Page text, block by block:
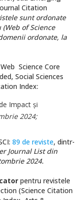
Citation
sunt ordonate
of Science
ordonate, la
Science Core
Social Sciences
Index:
Impact şi
2024;
89 de reviste, dintr-
Journal List din
2024.
pentru revistele
(Science Citation